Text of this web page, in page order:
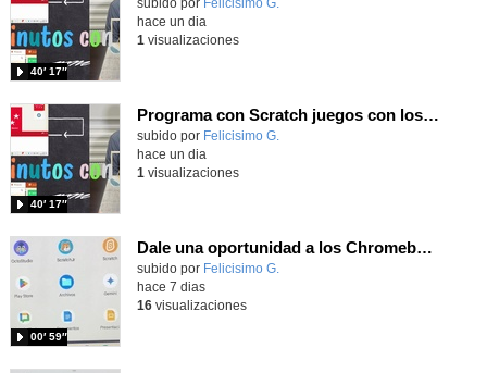
Contenido educativo.
subido por Felicisimo G.
40′ 17″
hace un dia
1 visualizaciones
Programa con Scratch juegos con los partidos del mundial 2026 ganados por España
Contenido educativo.
subido por Felicisimo G.
40′ 17″
hace un dia
1 visualizaciones
Dale una oportunidad a los Chromebooks y utiliza un proyector para realizar talleres si no tienes pantallas táctiles
Contenido educativo.
subido por Felicisimo G.
00′ 59″
hace 7 dias
16visualizaciones